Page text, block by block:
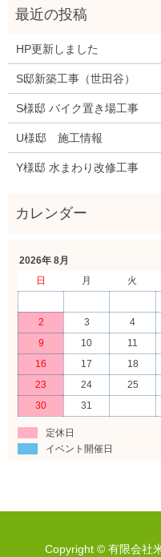
HP更新しました
S邸新築工事（世田谷）
S様邸 バイク置き場工事
U様邸 施工情報
Y様邸 水まわり改修工事
2026年 8月
日
月 火
2
3 4
9
10 11
16
17 18
23
24 25
30
31
定休日
イベント開催日
Copyright © 有限会社